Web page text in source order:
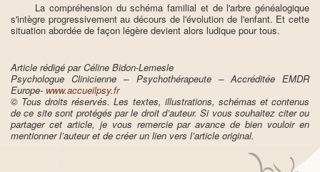
La compréhension du schéma familial et de l'arbre généalogique
s'intègre progressivement au décours de l'évolution de l'enfant. Et cette
situation abordée de façon légère devient alors ludique pour tous.
Article rédigé par Céline Bidon-Lemesle
Psychologue Clinicienne – Psychothérapeute – Accréditée EMDR
Europe- www.accueilpsy.fr
© Tous droits réservés. Les textes, illustrations, schémas et contenus
de ce site sont protégés par le droit d’auteur. Si vous souhaitez citer ou
partager cet article, je vous remercie par avance de bien vouloir en
mentionner l’auteur et de créer un lien vers l’article original.